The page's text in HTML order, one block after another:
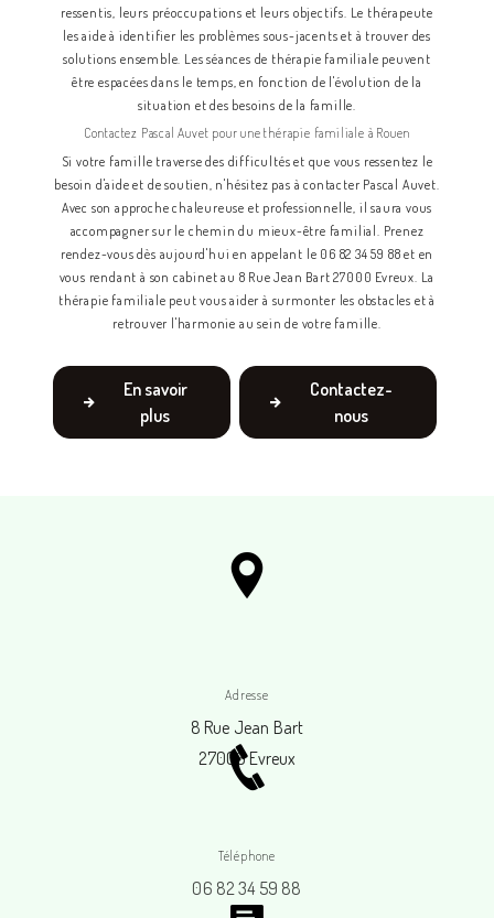
ressentis, leurs préoccupations et leurs objectifs. Le thérapeute
les aide à identifier les problèmes sous-jacents et à trouver des
solutions ensemble. Les séances de thérapie familiale peuvent
être espacées dans le temps, en fonction de l'évolution de la
situation et des besoins de la famille.
Contactez Pascal Auvet pour une thérapie familiale à Rouen
Si votre famille traverse des difficultés et que vous ressentez le
besoin d'aide et de soutien, n'hésitez pas à contacter Pascal Auvet.
Avec son approche chaleureuse et professionnelle, il saura vous
accompagner sur le chemin du mieux-être familial. Prenez
rendez-vous dès aujourd'hui en appelant le 06 82 34 59 88 et en
vous rendant à son cabinet au 8 Rue Jean Bart 27000 Evreux. La
thérapie familiale peut vous aider à surmonter les obstacles et à
retrouver l'harmonie au sein de votre famille.
En savoir
plus
Contactez-
nous
Adresse
8 Rue Jean Bart
27000 Evreux
Téléphone
06 82 34 59 88